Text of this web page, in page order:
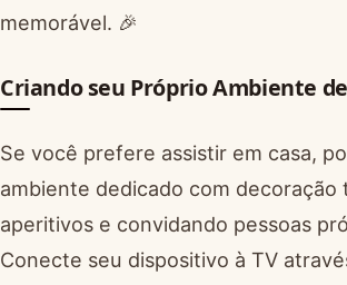
memorável. 🎉
Criando seu Próprio Ambiente
Se você prefere assistir em casa,
ambiente dedicado com decoração
aperitivos e convidando pessoas
Conecte seu dispositivo à TV